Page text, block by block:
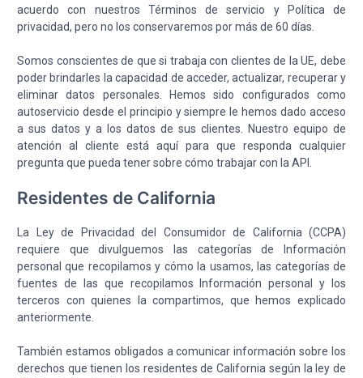
acuerdo con nuestros Términos de servicio y Política de
privacidad, pero no los conservaremos por más de 60 días.
Somos conscientes de que si trabaja con clientes de la UE, debe
poder brindarles la capacidad de acceder, actualizar, recuperar y
eliminar datos personales. Hemos sido configurados como
autoservicio desde el principio y siempre le hemos dado acceso
a sus datos y a los datos de sus clientes. Nuestro equipo de
atención al cliente está aquí para que responda cualquier
pregunta que pueda tener sobre cómo trabajar con la API.
Residentes de California
La Ley de Privacidad del Consumidor de California (CCPA)
requiere que divulguemos las categorías de Información
personal que recopilamos y cómo la usamos, las categorías de
fuentes de las que recopilamos Información personal y los
terceros con quienes la compartimos, que hemos explicado
anteriormente.
También estamos obligados a comunicar información sobre los
derechos que tienen los residentes de California según la ley de